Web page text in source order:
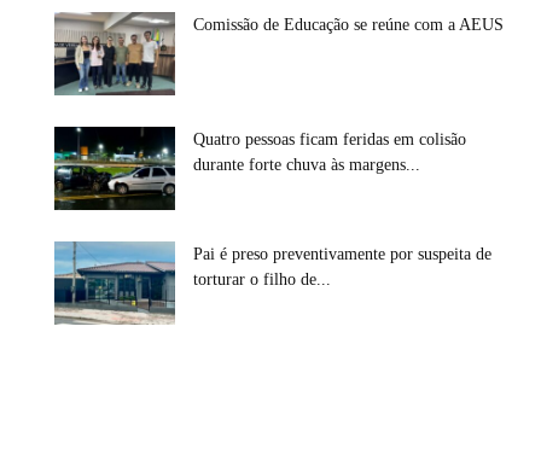
Comissão de Educação se reúne com a AEUS
Quatro pessoas ficam feridas em colisão
durante forte chuva às margens...
Pai é preso preventivamente por suspeita de
torturar o filho de...